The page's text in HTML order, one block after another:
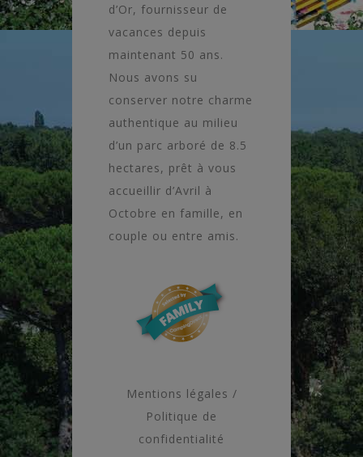
d’Or, fournisseur de
vacances depuis
maintenant 50 ans.
Nous avons su
conserver notre charme
authentique au milieu
d’un parc arboré de 8.5
hectares, prêt à vous
accueillir d’Avril à
Octobre en famille, en
couple ou entre amis.
Mentions légales /
Politique de
confidentialité